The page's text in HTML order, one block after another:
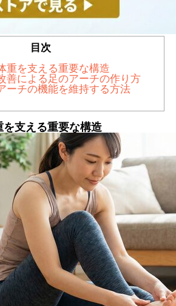
目次
重を支える重要な構造
善による足のアーチの作り方
ーチの機能を維持する方法
を支える重要な構造